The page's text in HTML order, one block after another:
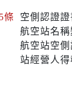
條
空側認證
航空站名
航空站空
站經營人